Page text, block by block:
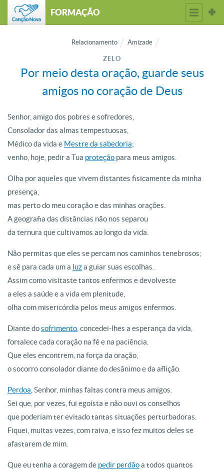
FORMAÇÃO
Relacionamento Amizade
ZELO
Por meio desta oração, guarde seus
amigos no coração de Deus
Senhor, amigo dos pobres e sofredores,
Consolador das almas tempestuosas,
Médico da vida e Mestre da sabedoria;
venho, hoje, pedir a Tua proteção para meus amigos.
Olha por aqueles que vivem distantes fisicamente da minha
presença,
mas perto do meu coração e das minhas orações.
A geografia das distâncias não nos separou
da ternura que cultivamos ao longo da vida.
Não permitas que eles se percam nos caminhos tenebrosos;
e sê para cada um a luza guiar suas escolhas.
Assim como visitaste tantos enfermos e devolveste
a eles a saúde e a vida em plenitude,
olha com misericórdia pelos meus amigos enfermos.
Diante dosofrimento , concedei-lhes a esperança da vida,
fortalece cada coração na fé e na paciência.
Que eles encontrem, na força da oração,
o socorro consolador diante do desânimo e da aflição.
Perdoa , Senhor, minhas faltas contra meus amigos.
Sei que, por vezes, fui egoísta e não ouvi os conselhos
que poderiam ter evitado tantas situações perturbadoras.
Fiquei, muitas vezes, com raiva, e isso fez muitos deles se
afastarem de mim.
Que eu tenha a coragem de pedir perdãoa todos quantos